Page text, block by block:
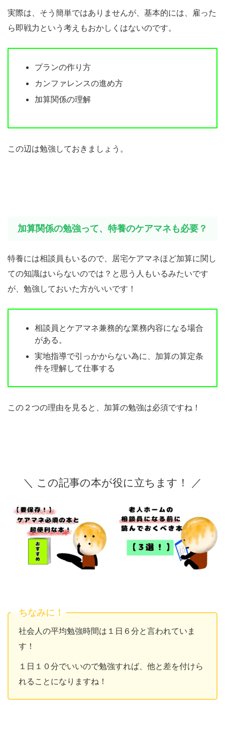
実際は、そう簡単ではありませんが、基本的には、雇った
ら即戦力という考えもおかしくはないのです。
プランの作り方
カンファレンスの進め方
加算関係の理解
この辺は勉強しておきましょう。
加算関係の勉強って、特養のケアマネも必要？
特養には相談員もいるので、居宅ケアマネほど加算に関し
ての知識はいらないのでは？と思う人もいるみたいです
が、勉強しておいた方がいいです！
相談員とケアマネ兼務的な業務内容になる場合
がある。
実地指導で引っかからない為に、加算の算定条
件を理解して仕事する
この２つの理由を見ると、加算の勉強は必須ですね！
＼ この記事の本が役に立ちます！ ／
ちなみに！
社会人の平均勉強時間は１日６分と言われていま
す！
１日１０分でいいので勉強すれば、他と差を付けら
れることになりますね！